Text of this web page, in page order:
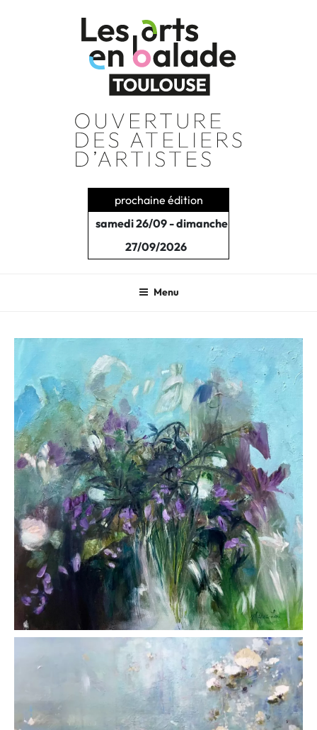
prochaine édition
samedi 26/09 - dimanche
27/09/2026
Menu